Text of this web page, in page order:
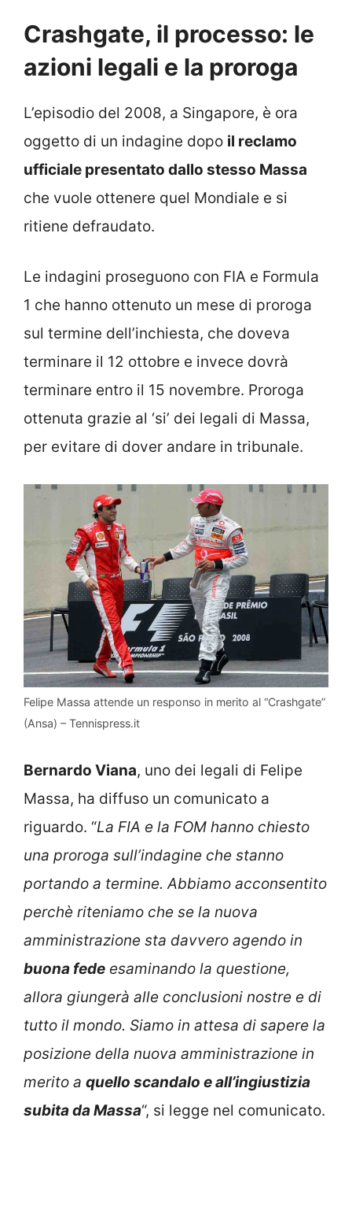
Crashgate, il processo: le
azioni legali e la proroga
L’episodio del 2008, a Singapore, è ora
oggetto di un indagine dopo il reclamo
ufficiale presentato dallo stesso Massa
che vuole ottenere quel Mondiale e si
ritiene defraudato.
Le indagini proseguono con FIA e Formula
1 che hanno ottenuto un mese di proroga
sul termine dell’inchiesta, che doveva
terminare il 12 ottobre e invece dovrà
terminare entro il 15 novembre. Proroga
ottenuta grazie al ‘si’ dei legali di Massa,
per evitare di dover andare in tribunale.
Felipe Massa attende un responso in merito al “Crashgate”
(Ansa) – Tennispress.it
Bernardo Viana, uno dei legali di Felipe
Massa, ha diffuso un comunicato a
riguardo. “La FIA e la FOM hanno chiesto
una proroga sull’indagine che stanno
portando a termine. Abbiamo acconsentito
perchè riteniamo che se la nuova
amministrazione sta davvero agendo in
buona fede esaminando la questione,
allora giungerà alle conclusioni nostre e di
tutto il mondo. Siamo in attesa di sapere la
posizione della nuova amministrazione in
merito a quello scandalo e all’ingiustizia
subita da Massa“, si legge nel comunicato.